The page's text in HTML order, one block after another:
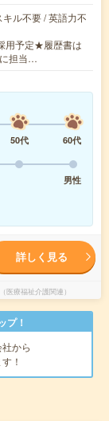
ル不要 / 英語力不
用予定★履歴書は
担当…
50代
60代
男性
詳しく見る
療福祉介護関連）
プ！
から
！